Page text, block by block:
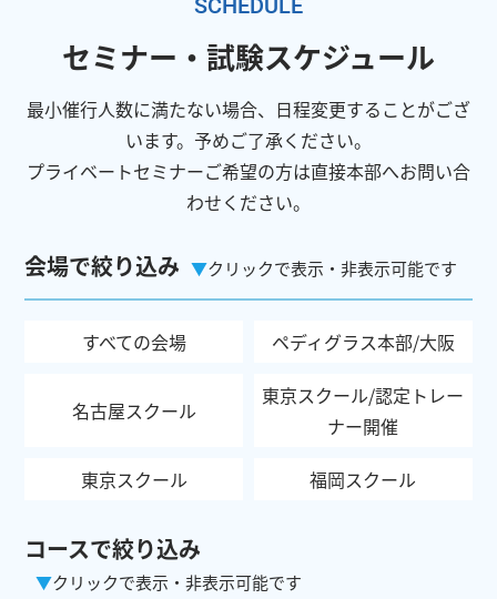
セミナー・試験スケジュール
最小催行人数に満たない場合、日程変更することがござ
います。予めご了承ください。
プライベートセミナーご希望の方は直接本部へお問い合
わせください。
会場で絞り込み クリックで表示・非表示可能です
すべての会場 ペディグラス本部/大阪
名古屋スクール
東京スクール/認定トレー
ナー開催
東京スクール
福岡スクール
コースで絞り込み
クリックで表示・非表示可能です